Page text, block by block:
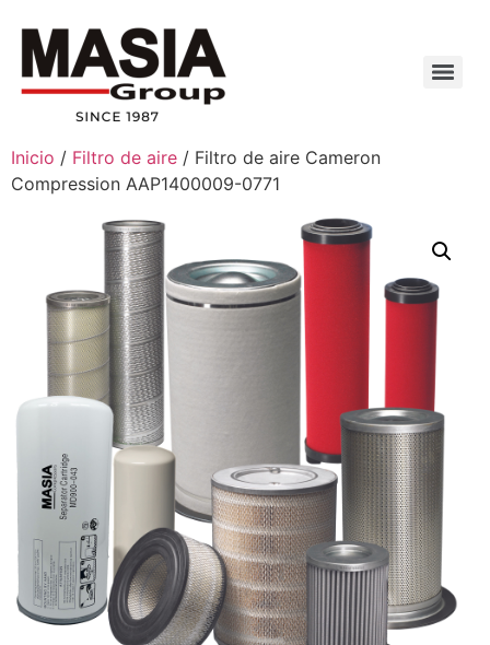
Inicio / Filtro de aire / Filtro de aire Cameron
Compression AAP1400009-0771